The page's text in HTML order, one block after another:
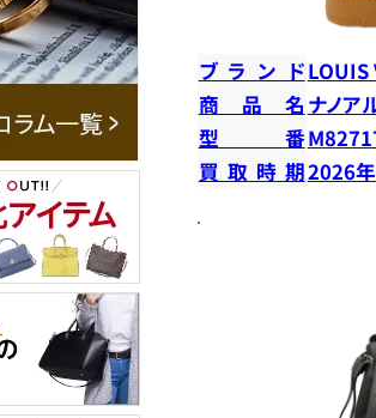
ブランドLOUIS
商品名 ナノア
型番
買取時期2026